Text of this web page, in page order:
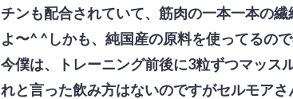
チンも配合されていて、筋肉の一本一本の
よ〜^ ^しかも、純国産の原料を使ってるの
今僕は、トレーニング前後に3粒ずつマッス
れと言った飲み方はないのですがセルモア